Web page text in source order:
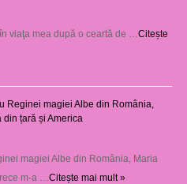
viaţa mea după o ceartă de … Citește
Reginei magiei Albe din România,
din țară și America
magiei Albe din România, Maria
m-a … Citește mai mult »